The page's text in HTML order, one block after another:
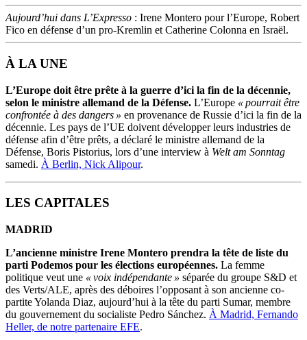
Aujourd’hui dans L’Expresso : Irene Montero pour l’Europe, Robert
Fico en défense d’un pro-Kremlin et Catherine Colonna en Israël.
À LA UNE
L’Europe doit être prête à la guerre d’ici la fin de la décennie,
selon le ministre allemand de la Défense. L’Europe « pourrait être
confrontée à des dangers » en provenance de Russie d’ici la fin de la
décennie. Les pays de l’UE doivent développer leurs industries de
défense afin d’être prêts, a déclaré le ministre allemand de la
Défense, Boris Pistorius, lors d’une interview à Welt am Sonntag
samedi. À Berlin, Nick Alipour.
LES CAPITALES
MADRID
L’ancienne ministre Irene Montero prendra la tête de liste du
parti Podemos pour les élections européennes. La femme
politique veut une « voix indépendante » séparée du groupe S&D et
des Verts/ALE, après des déboires l’opposant à son ancienne co-
partite Yolanda Diaz, aujourd’hui à la tête du parti Sumar, membre
du gouvernement du socialiste Pedro Sánchez. À Madrid, Fernando
Heller, de notre partenaire EFE.